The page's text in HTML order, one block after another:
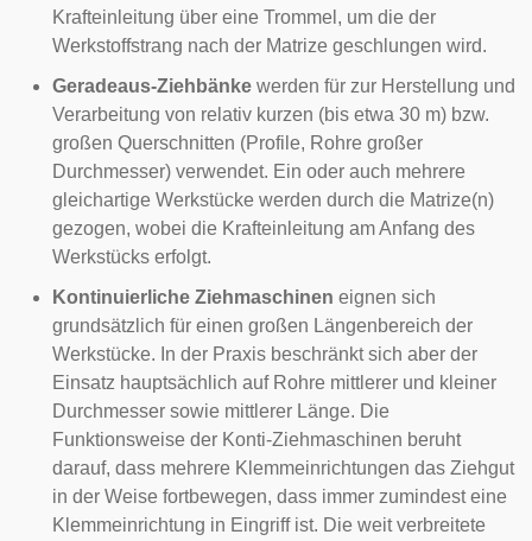
Krafteinleitung über eine Trommel, um die der
Werkstoffstrang nach der Matrize geschlungen wird.
Geradeaus-Ziehbänke werden für zur Herstellung und
Verarbeitung von relativ kurzen (bis etwa 30 m) bzw.
großen Querschnitten (Profile, Rohre großer
Durchmesser) verwendet. Ein oder auch mehrere
gleichartige Werkstücke werden durch die Matrize(n)
gezogen, wobei die Krafteinleitung am Anfang des
Werkstücks erfolgt.
Kontinuierliche Ziehmaschinen eignen sich
grundsätzlich für einen großen Längenbereich der
Werkstücke. In der Praxis beschränkt sich aber der
Einsatz hauptsächlich auf Rohre mittlerer und kleiner
Durchmesser sowie mittlerer Länge. Die
Funktionsweise der Konti-Ziehmaschinen beruht
darauf, dass mehrere Klemmeinrichtungen das Ziehgut
in der Weise fortbewegen, dass immer zumindest eine
Klemmeinrichtung in Eingriff ist. Die weit verbreitete